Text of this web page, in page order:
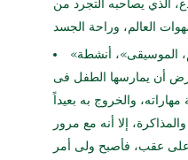
الذي يصاحبه التجرد من
«الألعاب، الكمبيوتر، الرسم، الموسيقى»، أنشطة
أن يمارسها الطفل فى
والخروج به بعيداً
إلا أنه مع مرور
على عقب، فأصبح ولى أمر